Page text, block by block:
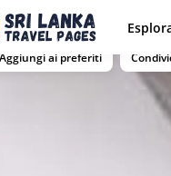
Aggiungi ai preferiti